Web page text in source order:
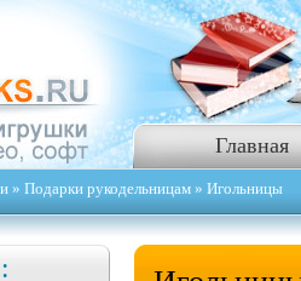
Главная
» Подарки рукодельницам » Игольницы